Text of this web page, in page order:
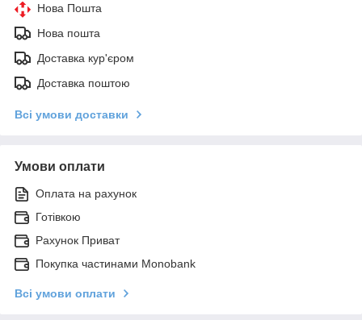
Нова Пошта
Нова пошта
Доставка кур'єром
Доставка поштою
Всі умови доставки
Умови оплати
Оплата на рахунок
Готівкою
Рахунок Приват
Покупка частинами Monobank
Всі умови оплати